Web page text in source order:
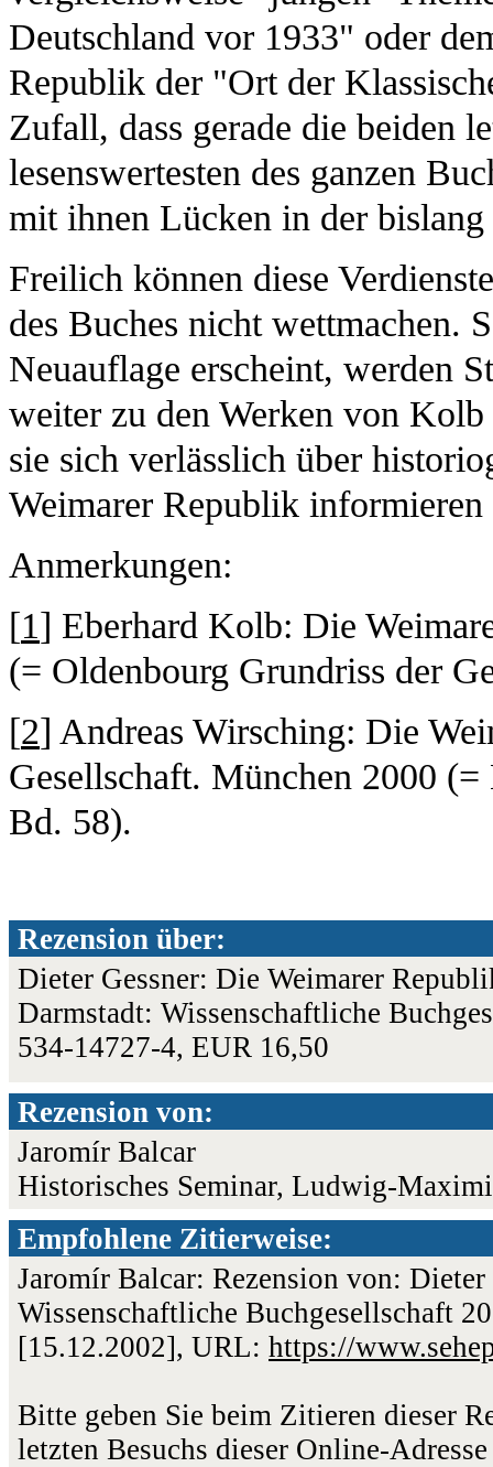
Deutschland vor 1933" oder
Republik der "Ort der
Zufall, dass gerade die beiden
lesenswertesten des ganzen
mit ihnen Lücken in der
Freilich können diese
des Buches nicht wettmachen.
Neuauflage erscheint, werden
weiter zu den Werken von
sie sich verlässlich über
Weimarer Republik
Anmerkungen:
[1] Eberhard Kolb: Die
(= Oldenbourg Grundriss der
[2] Andreas Wirsching: Die
Gesellschaft. München 2000
Bd. 58).
Rezension über:
Dieter Gessner: Die Weimarer
Darmstadt: Wissenschaftliche
534-14727-4, EUR 16,50
Rezension von:
Jaromír Balcar
Historisches Seminar, Ludwig-
Empfohlene Zitierweise:
Jaromír Balcar: Rezension von:
Wissenschaftliche Buchgesellschaft
[15.12.2002], URL: https://
Bitte geben Sie beim Zitieren dieser
letzten Besuchs dieser Online-Adresse